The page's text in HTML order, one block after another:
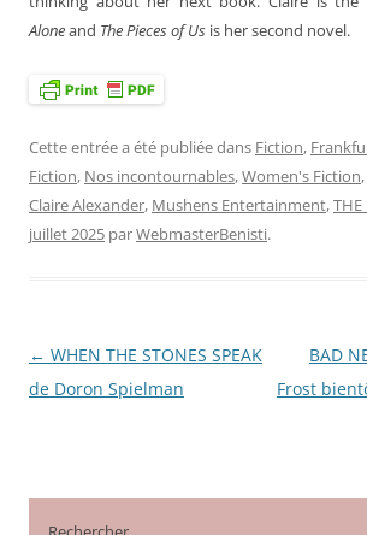
Aloneand The Pieces of Us is her second novel.
Cette entrée a été publiée dans Fiction,
Fiction, Nos incontournables,Women's Fiction
Claire Alexander, Mushens Entertainment,THE
juillet 2025 parWebmasterBenisti.
Navigation
des
← WHEN THE STONES SPEAK
de Doron Spielman
BAD
Frost